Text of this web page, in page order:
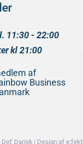
11:30 - 22:00
kl 21:00
af
Business
Det' Dan'sk | Design af e:fekt